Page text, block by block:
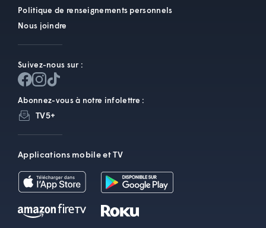
Politique de renseignements personnels
Nous joindre
Suivez-nous sur :
Abonnez-vous à notre infolettre :
TV5+
Applications mobile et TV